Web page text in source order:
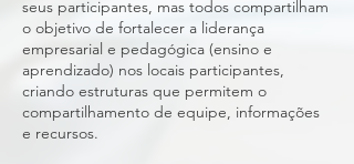
seus participantes, mas todos compartilham
o objetivo de fortalecer a liderança
empresarial e pedagógica (ensino e
aprendizado) nos locais participantes,
criando estruturas que permitem o
compartilhamento de equipe, informações
e recursos.